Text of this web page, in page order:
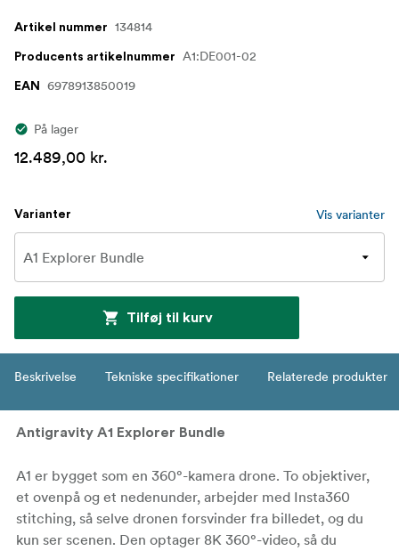
Artikel nummer 134814
Producents artikelnummer A1:DE001-02
EAN 6978913850019
På lager
12.489,00 kr.
Varianter Vis varianter
Tilføj til kurv
Beskrivelse Tekniske specifikationer Relaterede produkter
Antigravity A1 Explorer Bundle
A1 er bygget som en 360°-kamera drone. To objektiver,
et ovenpå og et nedenunder, arbejder med Insta360
stitching, så selve dronen forsvinder fra billedet, og du
kun ser scenen. Den optager 8K 360°-video, så du